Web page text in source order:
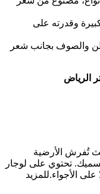
وقدرته على
والصوف بجانب شعر
الرياض
تُفرش الأرضية
تحتوي على لوجار
الأجواء.للمزيد